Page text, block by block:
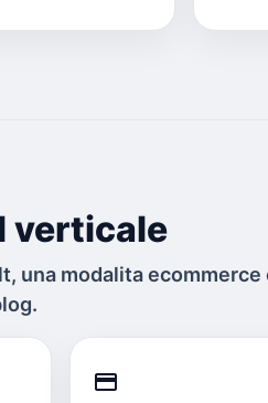
verticale
una modalita
credit_card